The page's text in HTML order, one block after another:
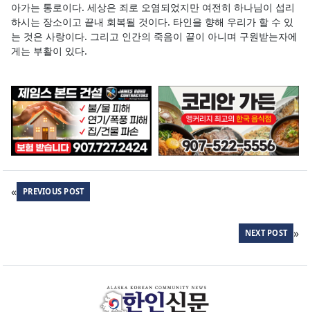
아가는 통로이다. 세상은 죄로 오염되었지만 여전히 하나님이 섭리
하시는 장소이고 끝내 회복될 것이다. 타인을 향해 우리가 할 수 있
는 것은 사랑이다. 그리고 인간의 죽음이 끝이 아니며 구원받는자에
게는 부활이 있다.
« PREVIOUS POST
NEXT POST »